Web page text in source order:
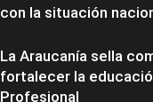
con la situación
La Araucanía sella
fortalecer la
Profesional